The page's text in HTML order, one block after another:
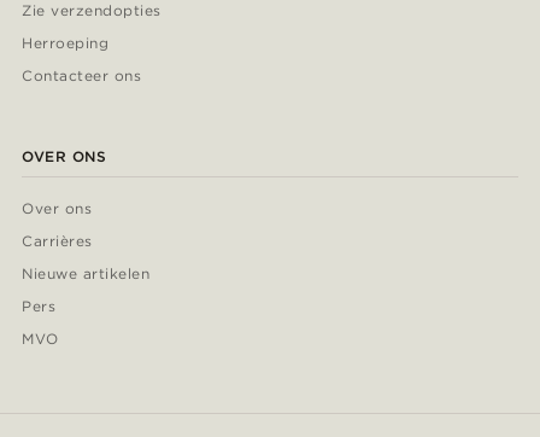
Zie verzendopties
Herroeping
Contacteer ons
OVER ONS
Over ons
Carrières
Nieuwe artikelen
Pers
MVO